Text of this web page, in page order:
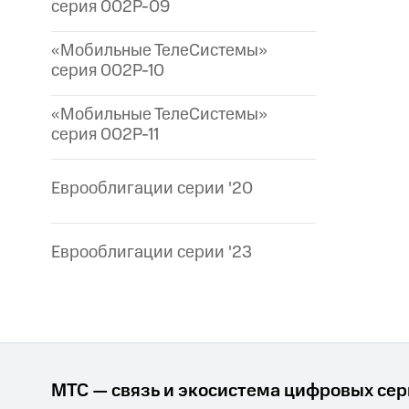
серия 002P-09
«Мобильные ТелеСистемы»
серия 002P-10
«Мобильные ТелеСистемы»
серия 002P-11
Еврооблигации серии '20
Еврооблигации серии '23
МТС — связь и экосистема цифровых